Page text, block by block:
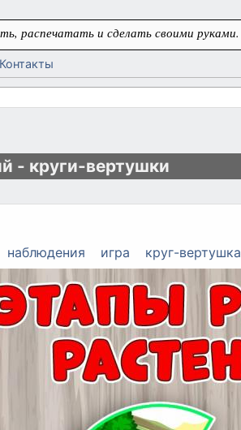
распечатать и сделать своими руками.
Контакты
- круги-вертушки
наблюдения игра круг-вертушка